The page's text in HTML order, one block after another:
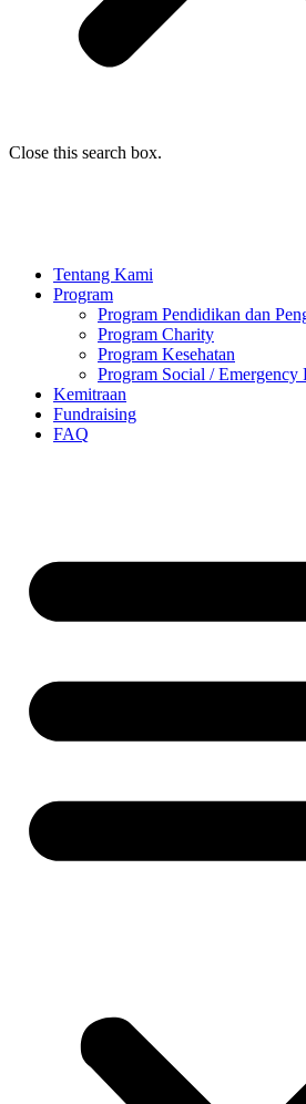
Close this search box.
Tentang Kami
Program
Program Pendidikan dan
Program Charity
Program Kesehatan
Program Social / Emergency
Kemitraan
Fundraising
FAQ